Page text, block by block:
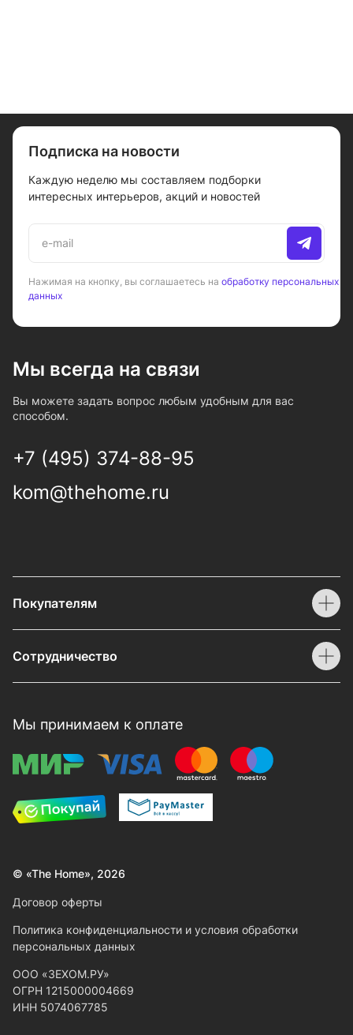
Подписка на новости
Каждую неделю мы составляем подборки
интересных интерьеров, акций и новостей
Нажимая на кнопку, вы соглашаетесь на обработку персональных
данных
Мы всегда на связи
Вы можете задать вопрос любым удобным для вас
способом.
+7 (495) 374-88-95
kom@thehome.ru
Покупателям
Сотрудничество
Мы принимаем к оплате
© «The Home», 2026
Договор оферты
Политика конфиденциальности и условия обработки
персональных данных
ООО «ЗЕХОМ.РУ»
ОГРН 1215000004669
ИНН 5074067785